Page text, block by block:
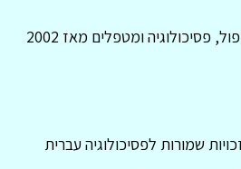
פסיכולוגיה ומטפלים מאז 2002